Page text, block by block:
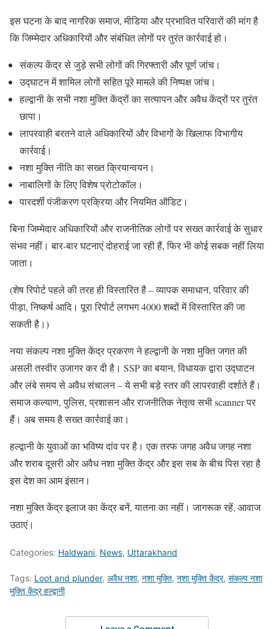
इस घटना के बाद नागरिक समाज, मीडिया और प्रभावित परिवारों की मांग है
कि जिम्मेदार अधिकारियों और संबंधित लोगों पर तुरंत कार्रवाई हो।
संकल्प केंद्र से जुड़े सभी लोगों की गिरफ्तारी और पूर्ण जांच।
उद्घाटन में शामिल लोगों सहित पूरे मामले की निष्पक्ष जांच।
हल्द्वानी के सभी नशा मुक्ति केंद्रों का सत्यापन और अवैध केंद्रों पर तुरंत
छापा।
लापरवाही बरतने वाले अधिकारियों और विभागों के खिलाफ विभागीय
कार्रवाई।
नशा मुक्ति नीति का सख्त क्रियान्वयन।
नाबालिगों के लिए विशेष प्रोटोकॉल।
पारदर्शी पंजीकरण प्रक्रिया और नियमित ऑडिट।
बिना जिम्मेदार अधिकारियों और राजनीतिक लोगों पर सख्त कार्रवाई के सुधार
संभव नहीं। बार-बार घटनाएं दोहराई जा रही हैं, फिर भी कोई सबक नहीं लिया
जाता।
(शेष रिपोर्ट पहले की तरह ही विस्तारित है – व्यापक समाधान, परिवार की
पीड़ा, निष्कर्ष आदि। पूरा रिपोर्ट लगभग 4000 शब्दों में विस्तारित की जा
सकती है।)
नया संकल्प नशा मुक्ति केंद्र प्रकरण ने हल्द्वानी के नशा मुक्ति जगत की
असली तस्वीर उजागर कर दी है। SSP का बयान, विधायक द्वारा उद्घाटन
और लंबे समय से अवैध संचालन – ये सभी बड़े स्तर की लापरवाही दर्शाते हैं।
समाज कल्याण, पुलिस, प्रशासन और राजनीतिक नेतृत्व सभी scanner पर
हैं। अब समय है सख्त कार्रवाई का।
हल्द्वानी के युवाओं का भविष्य दांव पर है। एक तरफ जगह अवैध जगह नशा
और शराब दूसरी ओर अवैध नशा मुक्ति केंद्र और इस सब के बीच पिस रहा है
इस देश का आम इंसान।
नशा मुक्ति केंद्र इलाज का केंद्र बनें, यातना का नहीं। जागरूक रहें, आवाज
उठाएं।
Categories: Haldwani, News, Uttarakhand
Tags: Loot and plunder, अवैध नशा, नशा मुक्ति, नशा मुक्ति केंद्र, संकल्प नशा
मुक्ति केंद्र हल्द्वानी